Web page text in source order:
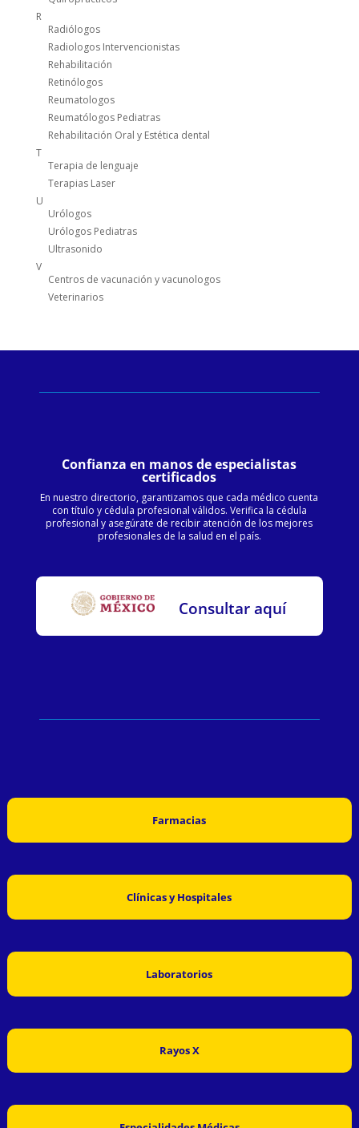
R
Radiólogos
Radiologos Intervencionistas
Rehabilitación
Retinólogos
Reumatologos
Reumatólogos Pediatras
Rehabilitación Oral y Estética dental
T
Terapia de lenguaje
Terapias Laser
U
Urólogos
Urólogos Pediatras
Ultrasonido
V
Centros de vacunación y vacunologos
Veterinarios
Confianza en manos de especialistas
certificados
En nuestro directorio, garantizamos que cada médico cuenta
con título y cédula profesional válidos. Verifica la cédula
profesional y asegúrate de recibir atención de los mejores
profesionales de la salud en el país.
Consultar aquí
Farmacias
Clínicas y Hospitales
Laboratorios
Rayos X